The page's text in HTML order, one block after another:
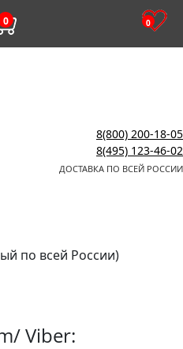
0
0
8(800) 200-18-05
8(495) 123-46-02
ДОСТАВКА ПО ВСЕЙ РОССИИ
по всей России)
Viber: